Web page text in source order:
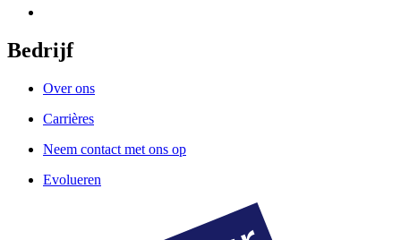
Bedrijf
Over ons
Carrières
Neem contact met ons op
Evolueren